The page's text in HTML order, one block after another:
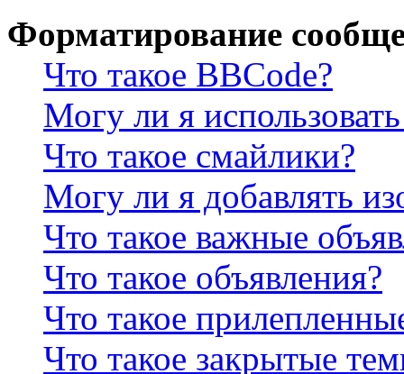
Форматирование
Что такое BBCode?
Могу ли я
Что такое смайлики?
Могу ли я добавлять
Что такое важные
Что такое объявления?
Что такое
Что такое закрытые